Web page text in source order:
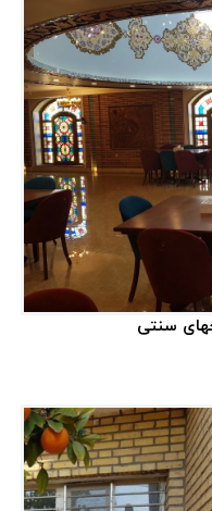
۱۹۵
۱۵۰
۴
۶
۳
۹
سنتی